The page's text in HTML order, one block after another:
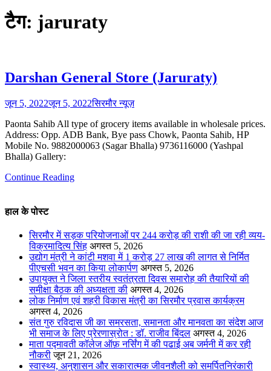
टैग: jaruraty
Darshan General Store (Jaruraty)
जून 5, 2022जून 5, 2022सिरमौर न्यूज़
Paonta Sahib All type of grocery items available in wholesale prices.
Address: Opp. ADB Bank, Bye pass Chowk, Paonta Sahib, HP
Mobile No. 9882000063 (Sagar Bhalla) 9736116000 (Yashpal
Bhalla) Gallery:
Continue Reading
हाल के पोस्ट
सिरमौर में सड़क परियोजनाओं पर 244 करोड़ की राशी की जा रही व्यय-
विक्रमादित्य सिंह अगस्त 5, 2026
उद्योग मंत्री ने कांटी मशवा में 1 करोड़ 27 लाख की लागत से निर्मित
पीएचसी भवन का किया लोकार्पण अगस्त 5, 2026
उपायुक्त ने जिला स्तरीय स्वतंत्रता दिवस समारोह की तैयारियों की
समीक्षा बैठक की अध्यक्षता की अगस्त 4, 2026
लोक निर्माण एवं शहरी विकास मंत्री का सिरमौर प्रवास कार्यक्रम
अगस्त 4, 2026
संत गुरु रविदास जी का समरसता, समानता और मानवता का संदेश आज
भी समाज के लिए प्रेरणास्रोत : डॉ. राजीव बिंदल अगस्त 4, 2026
माता पद्मावती कॉलेज ऑफ़ नर्सिंग में की पढाई अब जर्मनी में कर रही
नौकरी जून 21, 2026
स्वास्थ्य, अनुशासन और सकारात्मक जीवनशैली को समर्पितनिरंकारी